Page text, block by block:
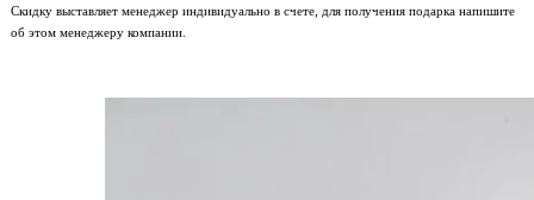
Скидку выставляет менеджер индивидуально в счете, для получения подарка напишите
об этом менеджеру компании.